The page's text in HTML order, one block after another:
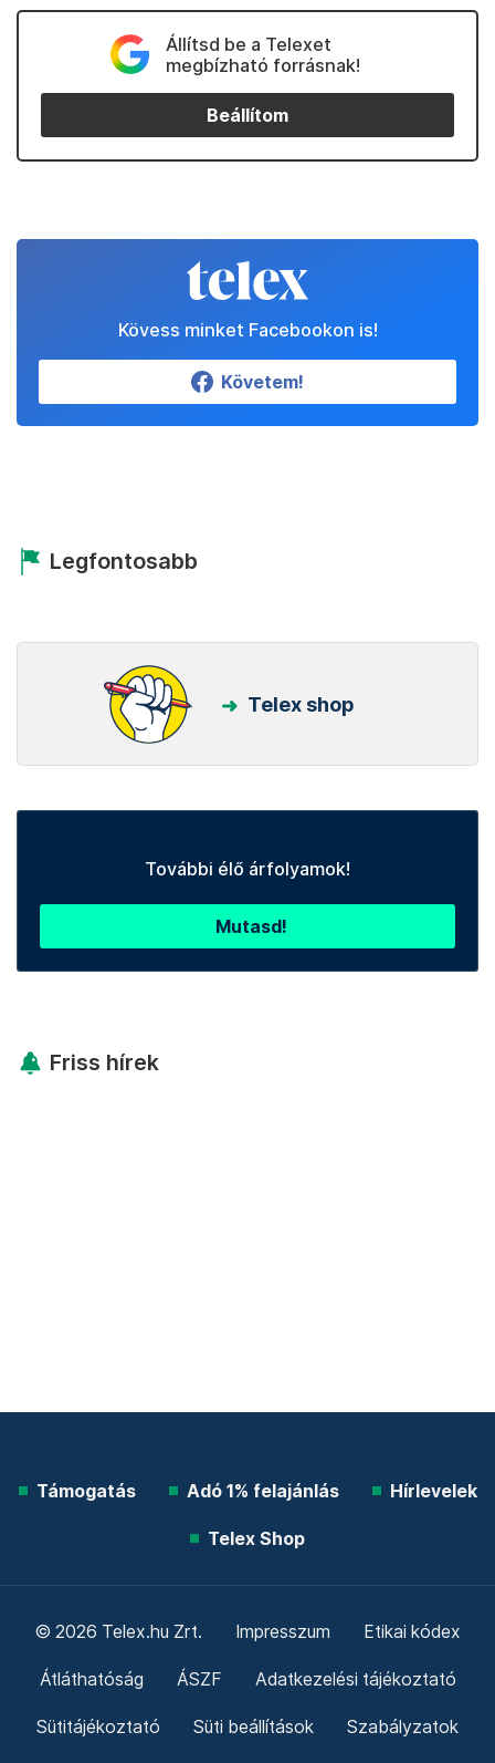
Állítsd be a Telexet
megbízható forrásnak!
Beállítom
Kövess minket Facebookon is!
Követem!
Legfontosabb
Telex shop
További élő árfolyamok!
Mutasd!
Friss hírek
Támogatás Adó 1% felajánlás Hírlevelek
Telex Shop
© 2026 Telex.hu Zrt. Impresszum Etikai kódex
Átláthatóság ÁSZF Adatkezelési tájékoztató
Sütitájékoztató Süti beállítások Szabályzatok